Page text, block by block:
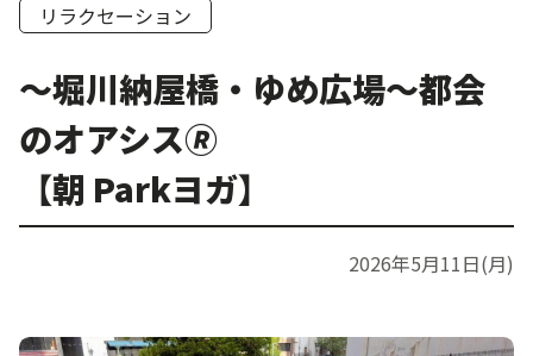
リラクセーション
～堀川納屋橋・ゆめ広場～都会
のオアシス🄬
【朝 Parkヨガ】
2026年5月11日(月)